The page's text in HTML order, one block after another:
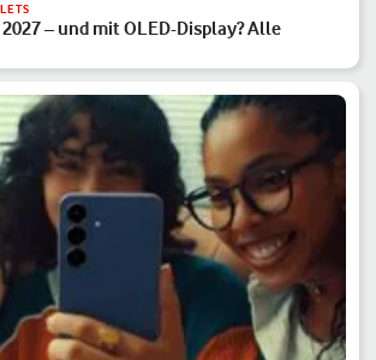
– und mit OLED-Display? Alle